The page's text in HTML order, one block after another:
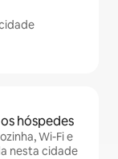
hóspedes
Wi-Fi e
nesta cidade